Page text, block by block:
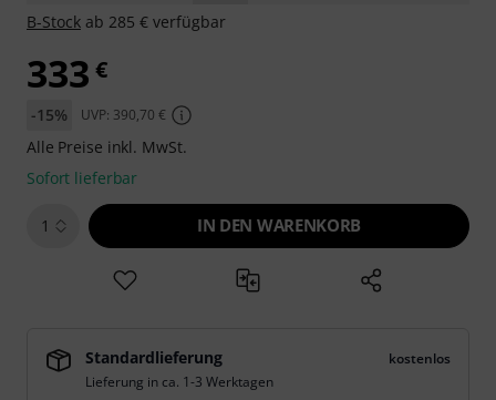
B-Stock ab 285 € verfügbar
333 €
-15% UVP: 390,70 €
Alle Preise inkl. MwSt.
Sofort lieferbar
1 IN DEN WARENKORB
Standardlieferung
kostenlos
Lieferung in ca. 1-3 Werktagen